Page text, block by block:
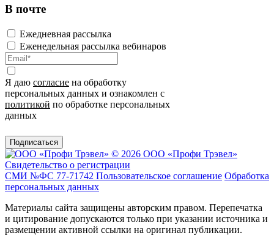
В почте
Ежедневная рассылка
Еженедельная рассылка вебинаров
Я даю согласие на обработку
персональных данных и ознакомлен с
политикой по обработке персональных
данных
Подписаться
© 2026 ООО «Профи Трэвeл»
Свидетельство о регистрации
СМИ №ФС 77-71742 Пользовательское соглашение Обработка
персональных данных
Материалы сайта защищены авторским правом. Перепечатка
и цитирование допускаются только при указании источника и
размещении активной ссылки на оригинал публикации.